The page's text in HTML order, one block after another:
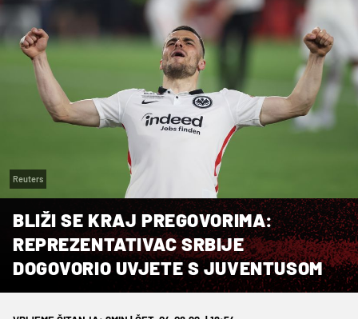
Reuters
BLIŽI SE KRAJ PREGOVORIMA:
REPREZENTATIVAC SRBIJE
DOGOVORIO UVJETE S JUVENTUSOM